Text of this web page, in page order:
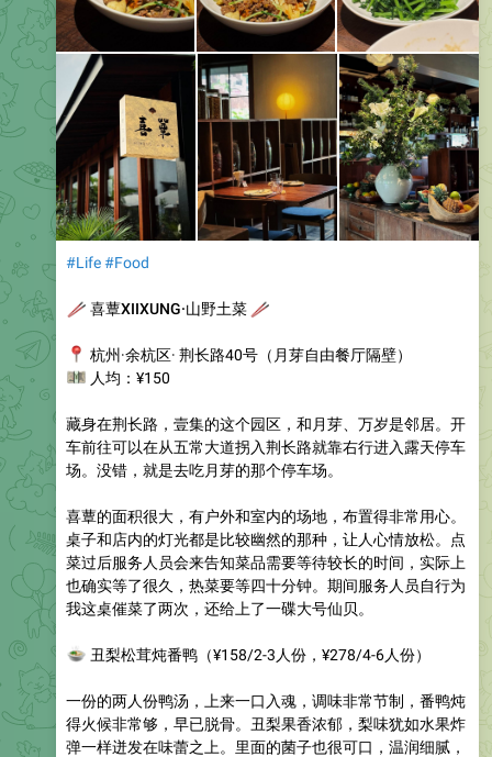
#Life#Food
喜蕈XIIXUNG·山野土菜
🥢
杭州·余杭区· 荆长路40号（月芽自由餐厅隔壁）
人均：¥150
藏身在荆长路，壹集的这个园区，和月芽、万岁是邻居。开
车前往可以在从五常大道拐入荆长路就靠右行进入露天停车
场。没错，就是去吃月芽的那个停车场。
喜蕈的面积很大，有户外和室内的场地，布置得非常用心。
桌子和店内的灯光都是比较幽然的那种，让人心情放松。点
菜过后服务人员会来告知菜品需要等待较长的时间，实际上
也确实等了很久，热菜要等四十分钟。期间服务人员自行为
我这桌催菜了两次，还给上了一碟大号仙贝。
丑梨松茸炖番鸭（¥158/2-3人份，¥278/4-6人份）
一份的两人份鸭汤，上来一口入魂，调味非常节制，番鸭炖
得火候非常够，早已脱骨。丑梨果香浓郁，梨味犹如水果炸
弹一样迸发在味蕾之上。里面的菌子也很可口，温润细腻，